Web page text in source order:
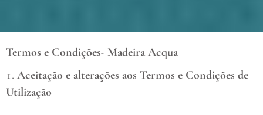
Termos e Condições- Madeira Acqua
Aceitação e alterações aos Termos e Condições de
Utilização